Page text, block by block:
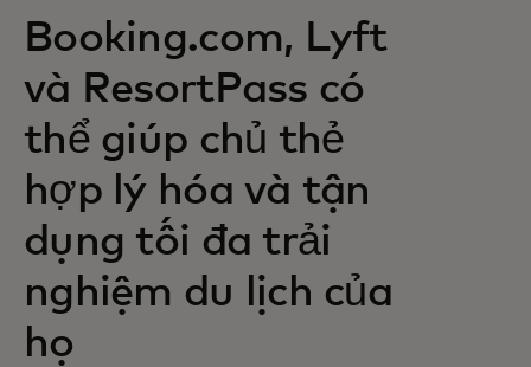
Booking.com, Lyft
và ResortPass có
thể giúp chủ thẻ
hợp lý hóa và tận
dụng tối đa trải
nghiệm du lịch của
họ